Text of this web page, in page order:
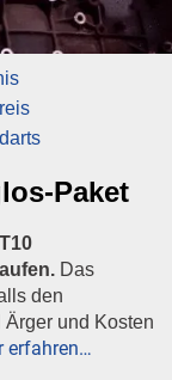
Paket
Das
den
und Kosten
erfahren…